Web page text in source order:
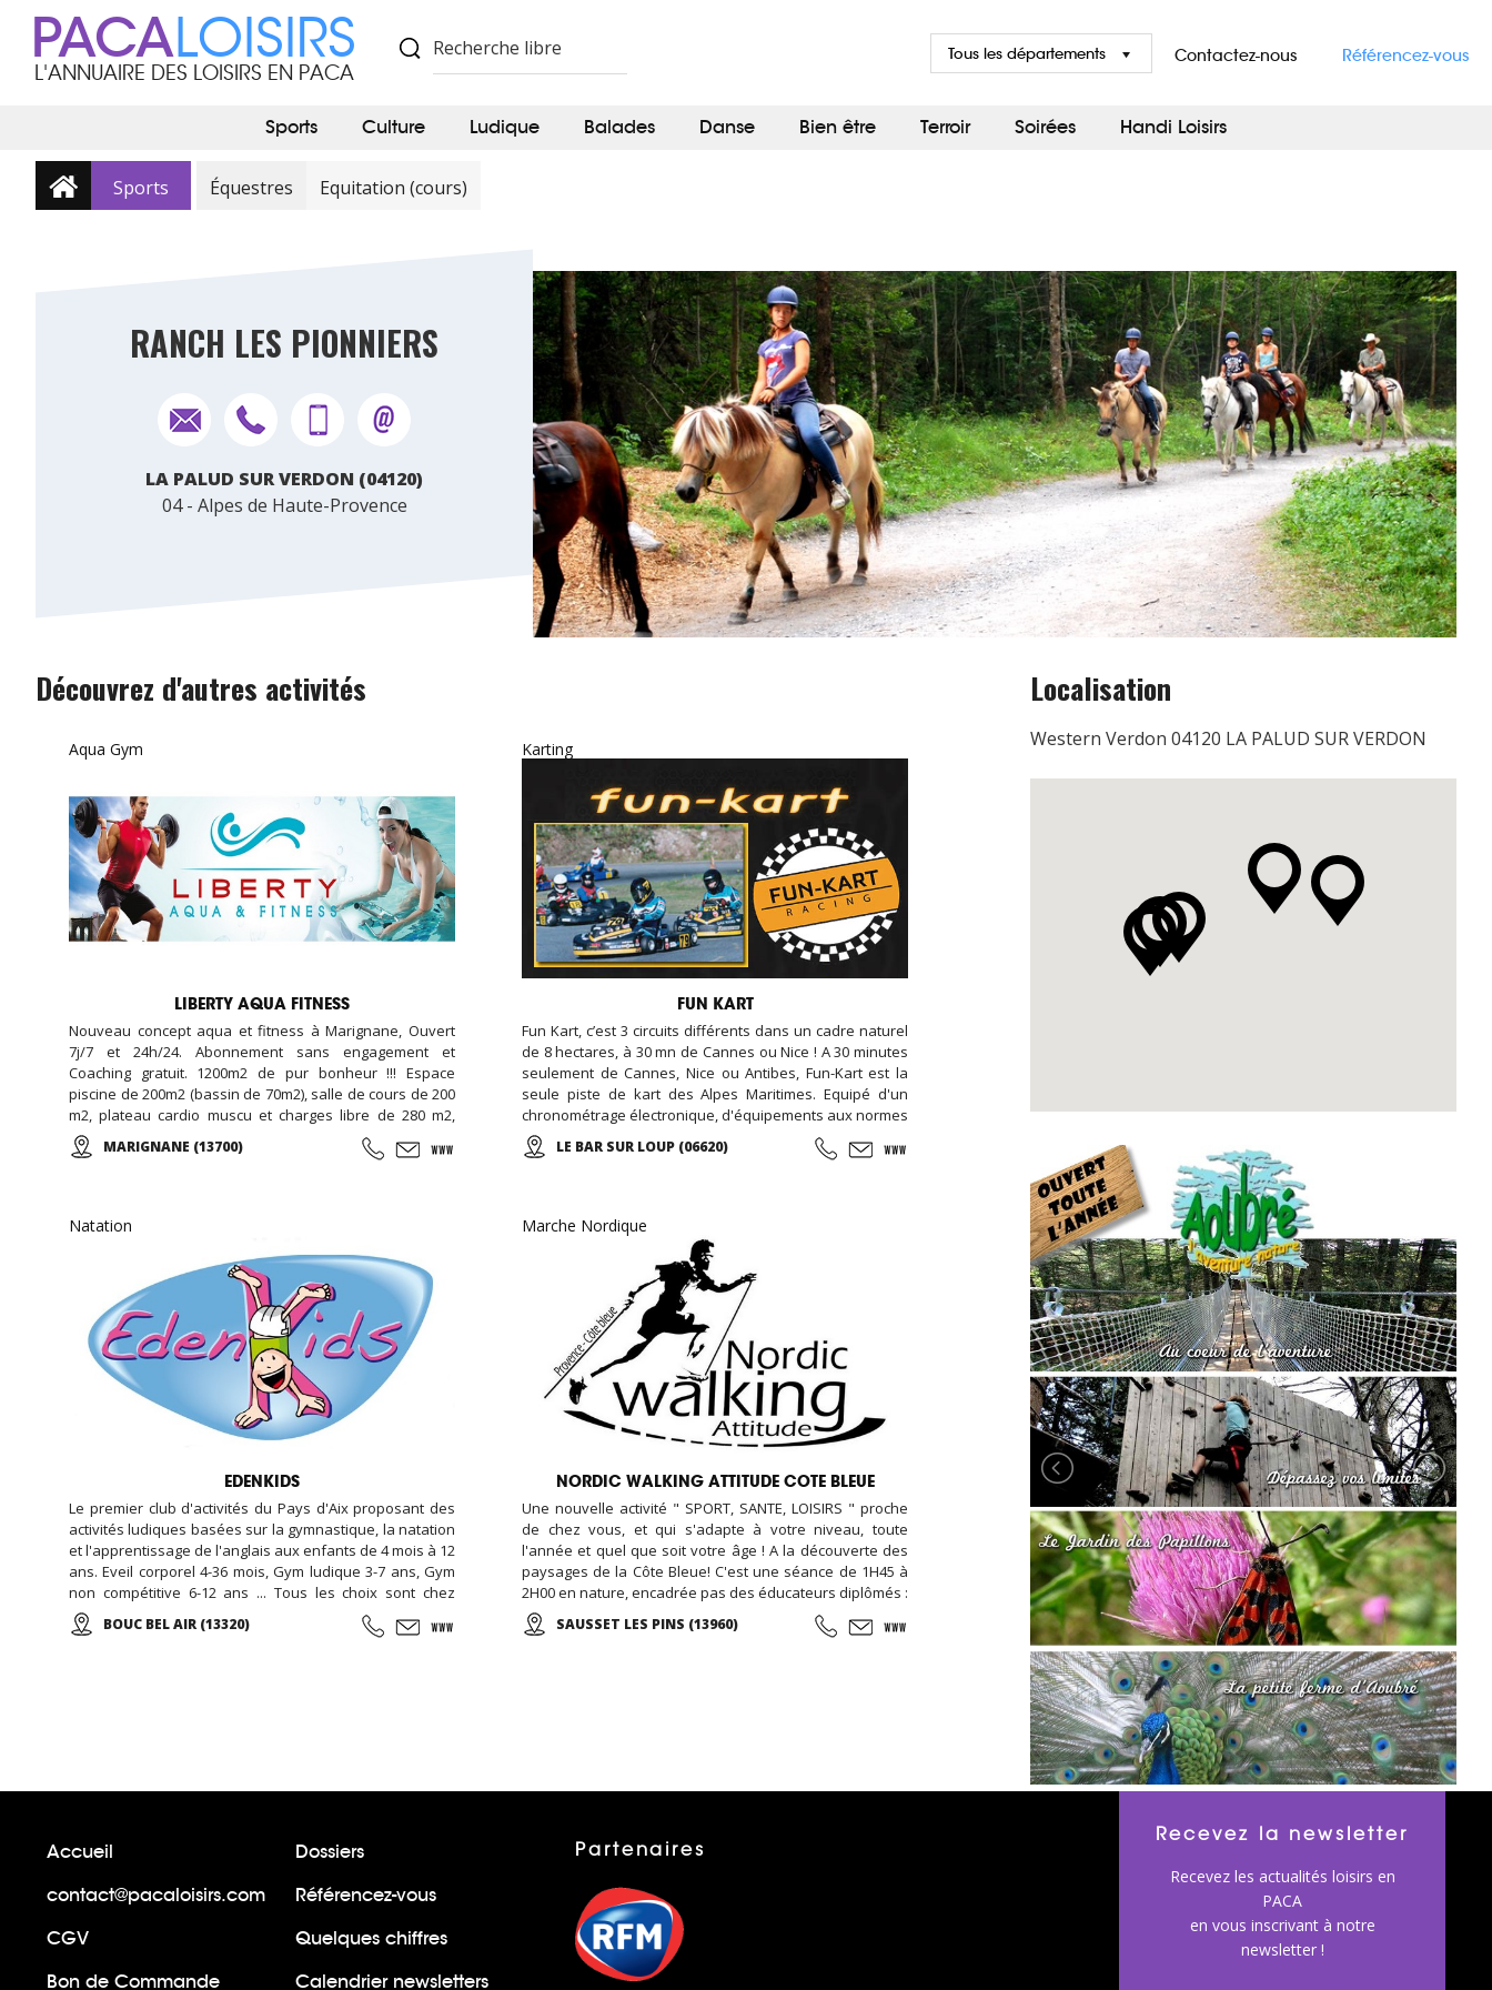
PACALOISIRS
L'ANNUAIRE DES LOISIRS EN PACA
Contactez-nous Référencez-vous
Tous les départements
Sports Culture Ludique Balades Danse Bien être Terroir Soirées Handi Loisirs
Sports Équestres Equitation (cours)
RANCH LES PIONNIERS
LA PALUD SUR VERDON (04120)
04 - Alpes de Haute-Provence
Découvrez d'autres activités
Aqua Gym
LIBERTY AQUA FITNESS
Nouveau concept aqua et fitness à Marignane, Ouvert
7j/7 et 24h/24. Abonnement sans engagement et
Coaching gratuit. 1200m2 de pur bonheur !!! Espace
piscine de 200m2 (bassin de 70m2), salle de cours de 200
m2, plateau cardio muscu et charges libre de 280 m2,
salle de RPM de 80 m2, salle de cross training de 120m2,
espace garderie enfant de 100m2, espace bar et détente
cabines et douches individuelle de 100m2, ...
MARIGNANE (13700)
Karting
FUN KART
Fun Kart, c’est 3 circuits différents dans un cadre naturel
de 8 hectares, à 30 mn de Cannes ou Nice ! A 30 minutes
seulement de Cannes, Nice ou Antibes, Fun-Kart est la
seule piste de kart des Alpes Maritimes. Equipé d'un
chronométrage électronique, d'équipements aux normes
de sécurité européenne, assistance mécanique, et un
restaurant sur place, nous avons également une piste
LE BAR SUR LOUP (06620)
Natation
EDENKIDS
Le premier club d'activités du Pays d'Aix proposant des
activités ludiques basées sur la gymnastique, la natation
et l'apprentissage de l'anglais aux enfants de 4 mois à 12
ans. Eveil corporel 4-36 mois, Gym ludique 3-7 ans, Gym
non compétitive 6-12 ans ... Tous les choix sont chez
EDENKIDS !
BOUC BEL AIR (13320)
Marche Nordique
NORDIC WALKING ATTITUDE COTE BLEUE
Une nouvelle activité " SPORT, SANTE, LOISIRS " proche
de chez vous, et qui s'adapte à votre niveau, toute
l'année et quel que soit votre âge ! A la découverte des
paysages de la Côte Bleue! C'est une séance de 1H45 à
2H00 en nature, encadrée pas des éducateurs diplômés :
On commence par un échauffement musculaire et
articulaire, puis place à la marche et sa technique en
SAUSSET LES PINS (13960)
Localisation
Western Verdon 04120 LA PALUD SUR VERDON
Accueil
Dossiers
contact@pacaloisirs.com
Référencez-vous
CGV
Quelques chiffres
Bon de Commande
Calendrier newsletters
Partenaires
Recevez la newsletter
Recevez les actualités loisirs en
PACA
en vous inscrivant à notre
newsletter !